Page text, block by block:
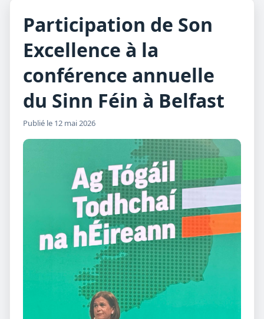
Participation de Son
Excellence à la
conférence annuelle
du Sinn Féin à Belfast
Publié le 12 mai 2026